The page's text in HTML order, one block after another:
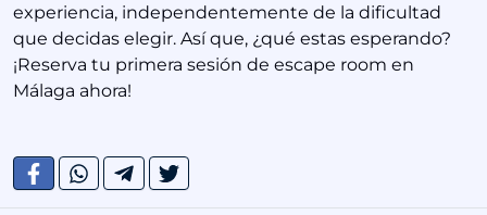
experiencia, independentemente de la dificultad
que decidas elegir. Así que, ¿qué estas esperando?
¡Reserva tu primera sesión de escape room en
Málaga ahora!